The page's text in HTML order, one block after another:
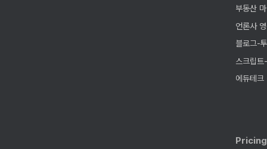
부동산
언론사
블로그-
스크립
에듀테크
Pricing